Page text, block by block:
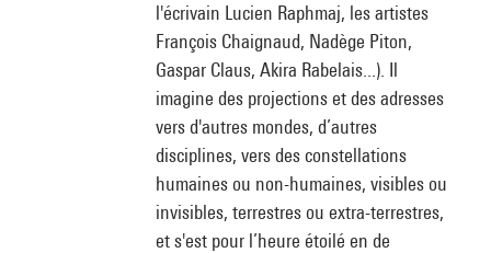
l'écrivain Lucien Raphmaj, les artistes
François Chaignaud, Nadège Piton,
Gaspar Claus, Akira Rabelais...). Il
imagine des projections et des adresses
vers d'autres mondes, d’autres
disciplines, vers des constellations
humaines ou non-humaines, visibles ou
invisibles, terrestres ou extra-terrestres,
et s'est pour l’heure étoilé en de